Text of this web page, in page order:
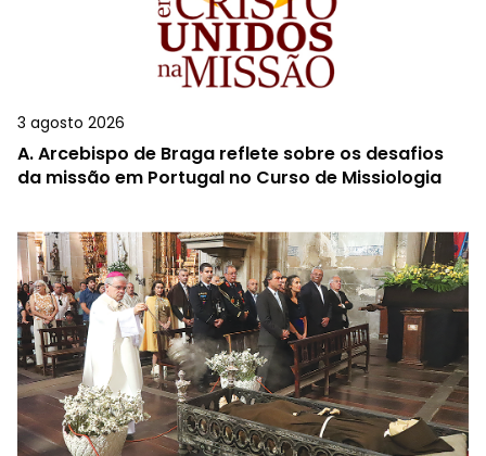
3 agosto 2026
A.Arcebispo de Braga reflete sobre os desafios
da missão em Portugal no Curso de Missiologia